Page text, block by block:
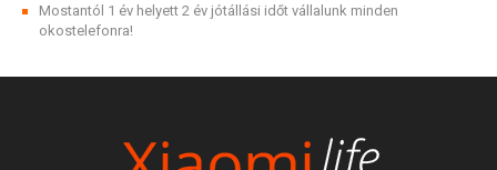
Mostantól 1 év helyett 2 év jótállási időt vállalunk minden
okostelefonra!